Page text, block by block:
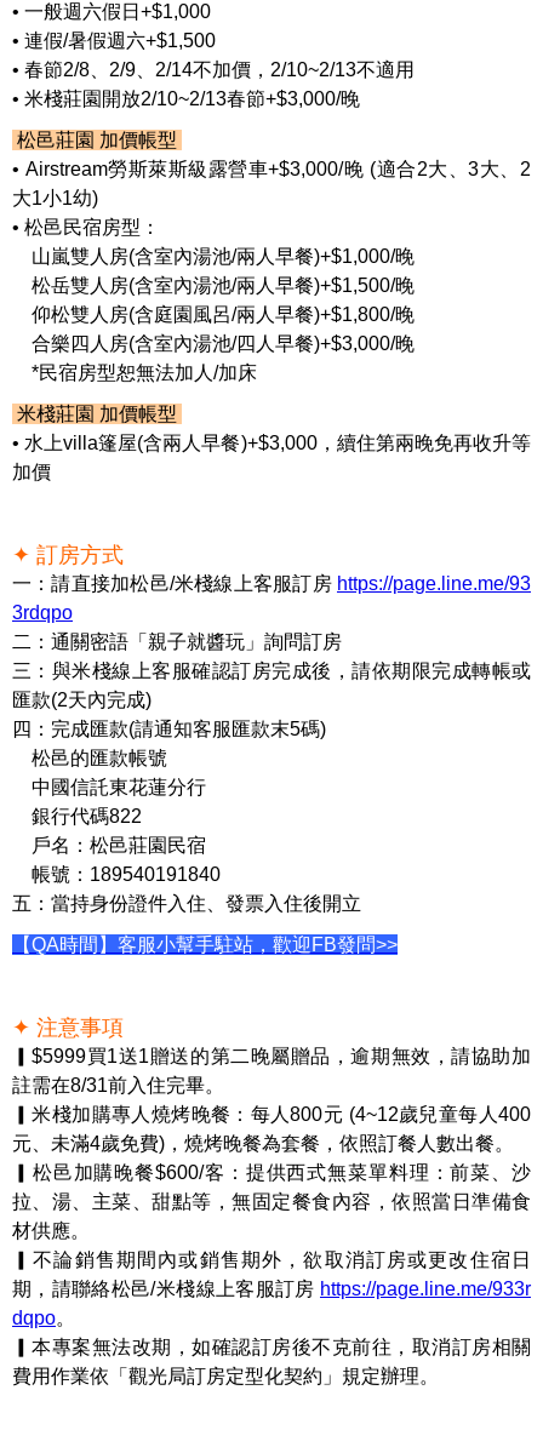
• 一般週六假日+$1,000
• 連假/暑假週六+$1,500
• 春節2/8、2/9、2/14不加價，2/10~2/13不適用
• 米棧莊園開放2/10~2/13春節+$3,000/晚
松邑莊園 加價帳型
• Airstream勞斯萊斯級露營車+$3,000/晚 (適合2大、3大、2
大1小1幼)
• 松邑民宿房型：
山嵐雙人房(含室內湯池/兩人早餐)+$1,000/晚
松岳雙人房(含室內湯池/兩人早餐)+$1,500/晚
仰松雙人房(含庭園風呂/兩人早餐)+$1,800/晚
合樂四人房(含室內湯池/四人早餐)+$3,000/晚
*民宿房型恕無法加人/加床
米棧莊園 加價帳型
• 水上villa篷屋(含兩人早餐)+$3,000，續住第兩晚免再收升等
加價
✦ 訂房方式
一：請直接加松邑/米棧線上客服訂房 https://page.line.me/93
3rdqpo
二：通關密語「親子就醬玩」詢問訂房
三：與米棧線上客服確認訂房完成後，請依期限完成轉帳或
匯款(2天內完成)
四：完成匯款(請通知客服匯款末5碼)
松邑的匯款帳號
中國信託東花蓮分行
銀行代碼822
戶名：松邑莊園民宿
帳號：189540191840
五：當持身份證件入住、發票入住後開立
【QA時間】客服小幫手駐站，歡迎FB發問>>
✦ 注意事項
▎$5999買1送1贈送的第二晚屬贈品，逾期無效，請協助加
註需在8/31前入住完畢。
▎米棧加購專人燒烤晚餐：每人800元 (4~12歲兒童每人400
元、未滿4歲免費)，燒烤晚餐為套餐，依照訂餐人數出餐。
▎松邑加購晚餐$600/客：提供西式無菜單料理：前菜、沙
拉、湯、主菜、甜點等，無固定餐食內容，依照當日準備食
材供應。
▎不論銷售期間內或銷售期外，欲取消訂房或更改住宿日
期，請聯絡松邑/米棧線上客服訂房 https://page.line.me/933r
dqpo。
▎本專案無法改期，如確認訂房後不克前往，取消訂房相關
費用作業依「觀光局訂房定型化契約」規定辦理。